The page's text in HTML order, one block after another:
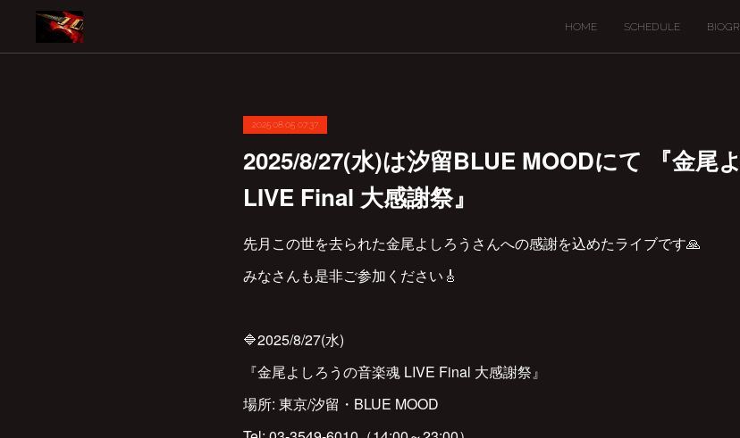
HOME SCHEDULE
2025.08.05 07:37
2025/8/27(水)は汐留BLUE MOODにて 『金尾
LIVE Final 大感謝祭』
先月この世を去られた金尾よしろうさんへの感謝を込めたライブです🙏
みなさんも是非ご参加ください🎸
🔷2025/8/27(水)
『金尾よしろうの音楽魂 LIVE Final 大感謝祭』
場所: 東京/汐留・BLUE MOOD